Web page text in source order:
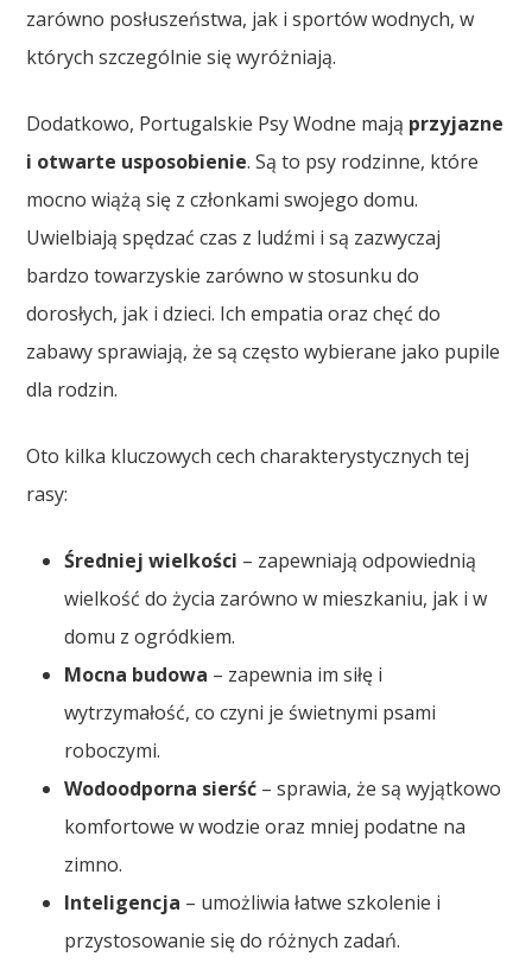
zarówno posłuszeństwa, jak i sportów wodnych, w
których szczególnie się wyróżniają.
Dodatkowo, Portugalskie Psy Wodne mają przyjazne
i otwarte usposobienie. Są to psy rodzinne, które
mocno wiążą się z członkami swojego domu.
Uwielbiają spędzać czas z ludźmi i są zazwyczaj
bardzo towarzyskie zarówno w stosunku do
dorosłych, jak i dzieci. Ich empatia oraz chęć do
zabawy sprawiają, że są często wybierane jako pupile
dla rodzin.
Oto kilka kluczowych cech charakterystycznych tej
rasy:
Średniej wielkości – zapewniają odpowiednią
wielkość do życia zarówno w mieszkaniu, jak i w
domu z ogródkiem.
Mocna budowa – zapewnia im siłę i
wytrzymałość, co czyni je świetnymi psami
roboczymi.
Wodoodporna sierść – sprawia, że są wyjątkowo
komfortowe w wodzie oraz mniej podatne na
zimno.
Inteligencja – umożliwia łatwe szkolenie i
przystosowanie się do różnych zadań.